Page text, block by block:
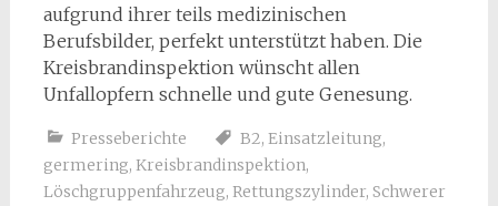
aufgrund ihrer teils medizinischen
Berufsbilder, perfekt unterstützt haben. Die
Kreisbrandinspektion wünscht allen
Unfallopfern schnelle und gute Genesung.
Presseberichte B2, Einsatzleitung,
germering, Kreisbrandinspektion,
Löschgruppenfahrzeug, Rettungszylinder, Schwerer